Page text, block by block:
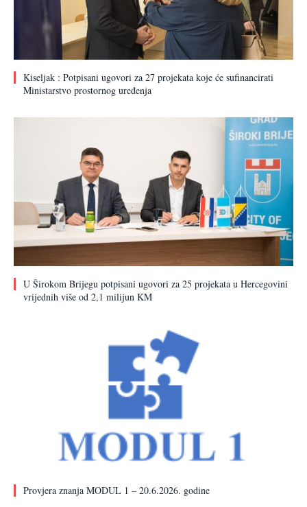
Kiseljak : Potpisani ugovori za 27 projekata koje će sufinancirati
Ministarstvo prostornog uređenja
U Širokom Brijegu potpisani ugovori za 25 projekata u Hercegovini
vrijednih više od 2,1 milijun KM
Provjera znanja MODUL 1 – 20.6.2026. godine